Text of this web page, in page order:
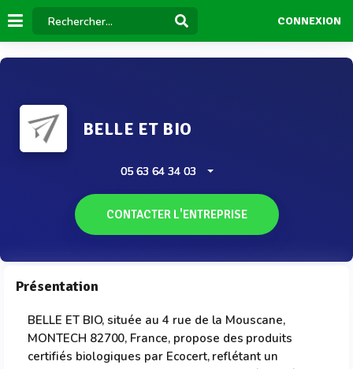
CONNEXION
BELLE ET BIO
05 63 64 34 03
CONTACTER L'ENTREPRISE
Présentation
BELLE ET BIO, située au 4 rue de la Mouscane,
MONTECH 82700, France, propose des produits
certifiés biologiques par Ecocert, reflétant un